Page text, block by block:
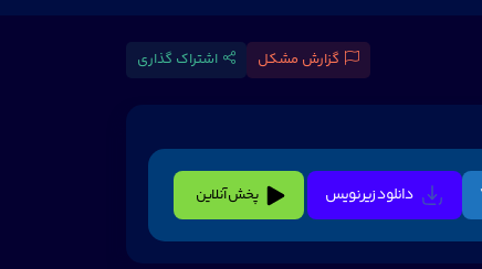
گزارش مشکل اشتراک گذاری
دانلود زیرنویس پخش آنلاین